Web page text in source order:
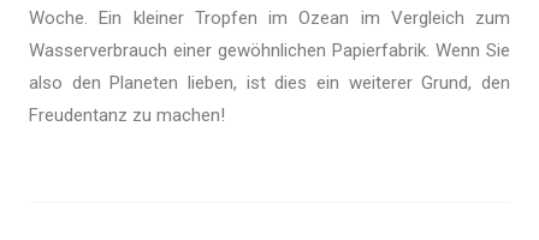
Woche. Ein kleiner Tropfen im Ozean im Vergleich zum
Wasserverbrauch einer gewöhnlichen Papierfabrik. Wenn Sie
also den Planeten lieben, ist dies ein weiterer Grund, den
Freudentanz zu machen!